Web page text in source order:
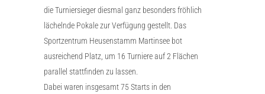
die Turniersieger diesmal ganz besonders fröhlich
lächelnde Pokale zur Verfügung gestellt. Das
Sportzentrum Heusenstamm Martinsee bot
ausreichend Platz, um 16 Turniere auf 2 Flächen
parallel stattfinden zu lassen.
Dabei waren insgesamt 75 Starts in den